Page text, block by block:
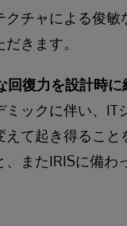
チャによる俊
きます。
復力を設計時に
ックに伴い、
て起き得るこ
またIRISに備